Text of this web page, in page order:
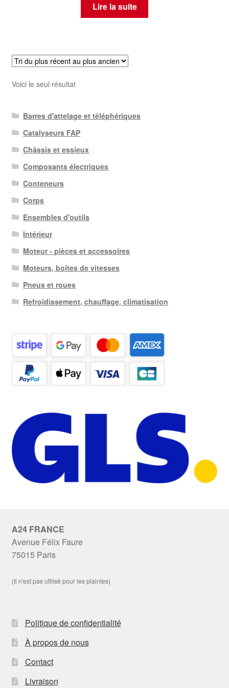
Lire la suite
Voici le seul résultat
Barres d'attelage et téléphériques
Catalyseurs FAP
Châssis et essieux
Composants électriques
Conteneurs
Corps
Ensembles d'outils
Intérieur
Moteur - pièces et accessoires
Moteurs, boîtes de vitesses
Pneus et roues
Refroidissement, chauffage, climatisation
A24 FRANCE
Avenue Félix Faure
75015 Paris
(Il n'est pas utilisé pour les plaintes)
Politique de confidentialité
À propos de nous
Contact
Livraison